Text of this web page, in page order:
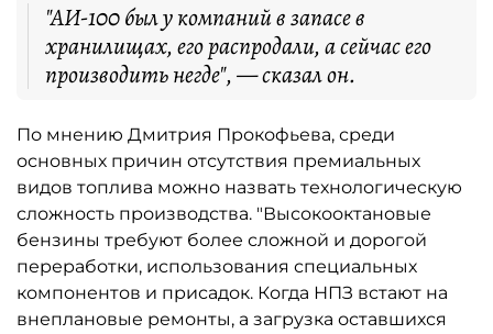
"АИ-100 был у компаний в запасе в
хранилищах, его распродали, а сейчас его
производить негде", — сказал он.
По мнению Дмитрия Прокофьева, среди
основных причин отсутствия премиальных
видов топлива можно назвать технологическую
сложность производства. "Высокооктановые
бензины требуют более сложной и дорогой
переработки, использования специальных
компонентов и присадок. Когда НПЗ встают на
внеплановые ремонты, а загрузка оставшихся